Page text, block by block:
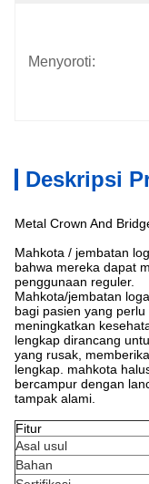
Menyoroti:
Deskripsi
Metal Crown And
Mahkota / jembatan
bahwa mereka dapat
penggunaan reguler.
Mahkota/jembatan
bagi pasien yang
meningkatkan
lengkap dirancang
yang rusak,
lengkap. mahkota
bercampur dengan
tampak alami.
Fitur
Asal usul
Bahan